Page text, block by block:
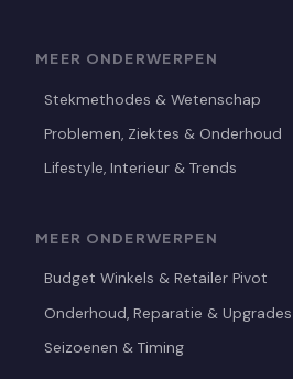
MEER ONDERWERPEN
Stekmethodes & Wetenschap
Problemen, Ziektes & Onderhoud
Lifestyle, Interieur & Trends
MEER ONDERWERPEN
Budget Winkels & Retailer Pivot
Onderhoud, Reparatie & Upgrades
Seizoenen & Timing